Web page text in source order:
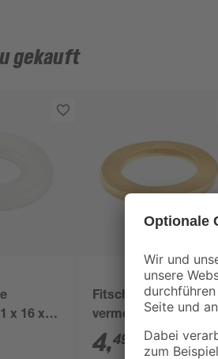
gekauft
x 16 x 2
Fitschenringe
vermessingt Ø 9 x 15
x 2 mm 20 Stück
4,49